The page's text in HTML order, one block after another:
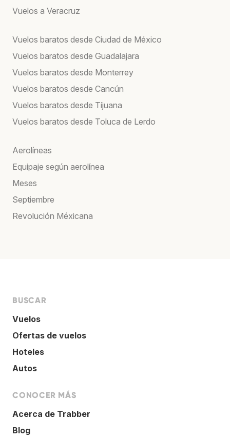
Vuelos a Veracruz
Vuelos baratos desde Ciudad de México
Vuelos baratos desde Guadalajara
Vuelos baratos desde Monterrey
Vuelos baratos desde Cancún
Vuelos baratos desde Tijuana
Vuelos baratos desde Toluca de Lerdo
Aerolíneas
Equipaje según aerolínea
Meses
Septiembre
Revolución Méxicana
BUSCAR
Vuelos
Ofertas de vuelos
Hoteles
Autos
CONOCER MÁS
Acerca de Trabber
Blog